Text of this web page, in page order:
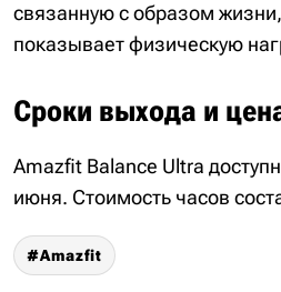
связанную с образом
показывает физическую
Сроки выхода и
Amazfit Balance Ultra
июня. Стоимость часов
Amazfit